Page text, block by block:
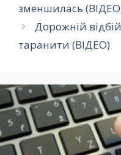
зменшилась
Дорожній
таранити (ВІДЕО)